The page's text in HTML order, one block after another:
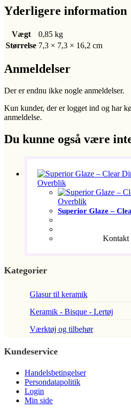
Yderligere information
Vægt
0,85 kg
Størrelse 7,3 × 7,3 × 16,2 cm
Anmeldelser
Der er endnu ikke nogle anmeldelser.
Kun kunder, der er logget ind og har
anmeldelse.
Du kunne også være
Overblik
Overblik
Superior Glaze –
Kontakt
Kategorier
Glasur til keramik
Keramik - Bisque - Lertøj
Værktøj og tilbehør
Kundeservice
Handelsbetingelser
Persondatapolitik
Login
Min side